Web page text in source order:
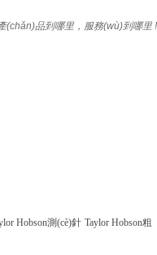
(chǎn)品到哪里，服務(wù)到哪里 !
Hobson測(cè)針 Taylor Hobson粗